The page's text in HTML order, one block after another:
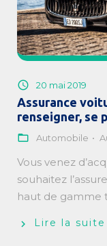
20 mai 2019
Assurance
renseigner, se
Automobile
Vous venez
souhaitez
haut de gamme
Lire la suite